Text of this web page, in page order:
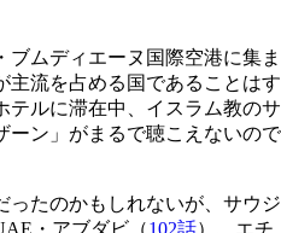
ムディエーヌ国際空港に集ま
主流を占める国であることはす
テルに滞在中、イスラム教のサ
ーン」がまるで聴こえないので
ったのかもしれないが、サウジ
・アブダビ（102話）、エチ